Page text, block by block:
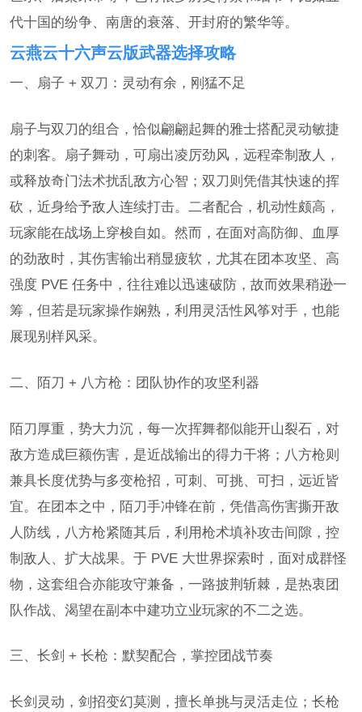
代十国的纷争、南唐的衰落、开封府的繁华等。
云燕云十六声云版武器选择攻略
一、扇子 + 双刀：灵动有余，刚猛不足
扇子与双刀的组合，恰似翩翩起舞的雅士搭配灵动敏捷
的刺客。扇子舞动，可扇出凌厉劲风，远程牵制敌人，
或释放奇门法术扰乱敌方心智；双刀则凭借其快速的挥
砍，近身给予敌人连续打击。二者配合，机动性颇高，
玩家能在战场上穿梭自如。然而，在面对高防御、血厚
的劲敌时，其伤害输出稍显疲软，尤其在团本攻坚、高
强度 PVE 任务中，往往难以迅速破防，故而效果稍逊一
筹，但若是玩家操作娴熟，利用灵活性风筝对手，也能
展现别样风采。
二、陌刀 + 八方枪：团队协作的攻坚利器
陌刀厚重，势大力沉，每一次挥舞都似能开山裂石，对
敌方造成巨额伤害，是近战输出的得力干将；八方枪则
兼具长度优势与多变枪招，可刺、可挑、可扫，远近皆
宜。在团本之中，陌刀手冲锋在前，凭借高伤害撕开敌
人防线，八方枪紧随其后，利用枪术填补攻击间隙，控
制敌人、扩大战果。于 PVE 大世界探索时，面对成群怪
物，这套组合亦能攻守兼备，一路披荆斩棘，是热衷团
队作战、渴望在副本中建功立业玩家的不二之选。
三、长剑 + 长枪：默契配合，掌控团战节奏
长剑灵动，剑招变幻莫测，擅长单挑与灵活走位；长枪